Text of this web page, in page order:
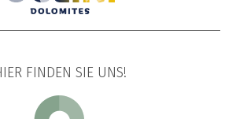
FINDEN SIE UNS!